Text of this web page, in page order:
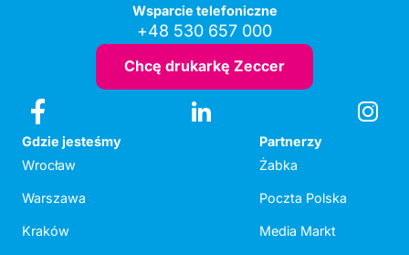
Wsparcie telefoniczne
+48 530 657 000
Chcę drukarkę Zeccer
Gdzie jesteśmy
Wrocław
Warszawa
Kraków
Partnerzy
Żabka
Poczta Polska
Media Markt